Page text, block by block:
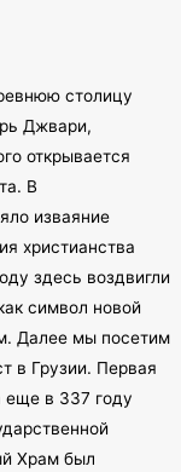
столицу
Джвари,
открывается
В
изваяние
христианства
здесь воздвигли
символ новой
Далее мы посетим
в Грузии. Первая
еще в 337 году
Храм был